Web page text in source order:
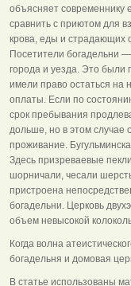
объясняет современнику
сравнить с приютом для
крова, еды и страдающих
Посетители
города и уезда. Это были
имели право остаться на
оплаты. Если по
срок пребывания
дольше, но в этом случае
проживание.
Здесь призреваевые
шорничали, чесали
пристроена
богадельни. Церковь
объем невысокой
Когда волна
богадельня и домовая
В статье использованы